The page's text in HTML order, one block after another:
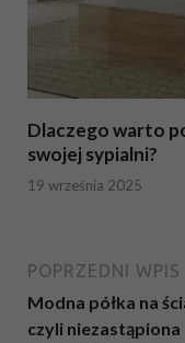
Dlaczego warto
swojej sypialni?
19 września 2025
POPRZEDNI WPIS
Modna półka na
czyli niezastąpiona